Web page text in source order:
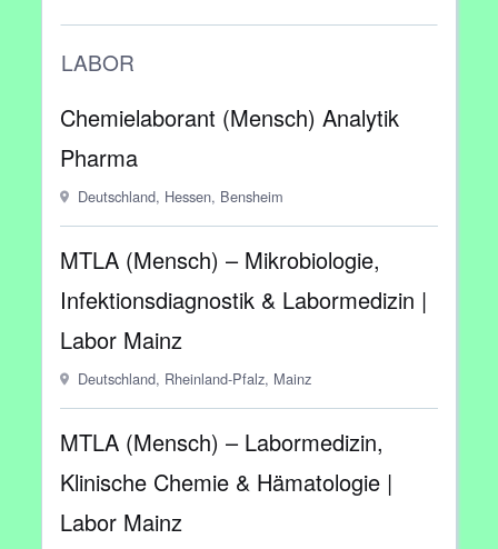
LABOR
Chemielaborant (Mensch) Analytik
Pharma
Deutschland, Hessen, Bensheim
MTLA (Mensch) – Mikrobiologie,
Infektionsdiagnostik & Labormedizin |
Labor Mainz
Deutschland, Rheinland-Pfalz, Mainz
MTLA (Mensch) – Labormedizin,
Klinische Chemie & Hämatologie |
Labor Mainz